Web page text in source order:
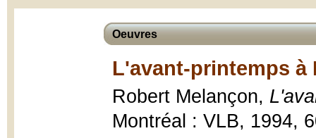
Oeuvres
L'avant-printemps à
Robert Melançon,
Montréal : VLB, 1994,